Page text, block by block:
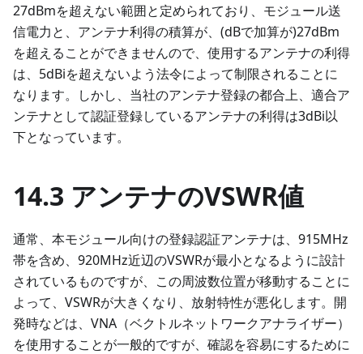
27dBmを超えない範囲と定められており、モジュール送
信電力と、アンテナ利得の積算が、(dBで加算が)27dBm
を超えることができませんので、使用するアンテナの利得
は、5dBiを超えないよう法令によって制限されることに
なります。しかし、当社のアンテナ登録の都合上、適合ア
ンテナとして認証登録しているアンテナの利得は3dBi以
下となっています。
14.3 アンテナのVSWR値
通常、本モジュール向けの登録認証アンテナは、915MHz
帯を含め、920MHz近辺のVSWRが最小となるように設計
されているものですが、この周波数位置が移動することに
よって、VSWRが大きくなり、放射特性が悪化します。開
発時などは、VNA（ベクトルネットワークアナライザー）
を使用することが一般的ですが、確認を容易にするために